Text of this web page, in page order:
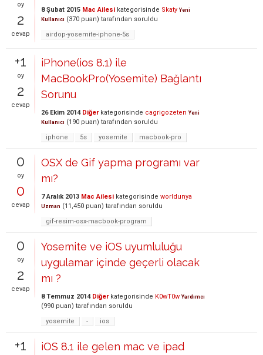
oy
2
cevap
8 Şubat 2015 Mac Ailesi kategorisinde Skaty Yeni
Kullanıcı (370 puan) tarafından soruldu
airdop-yosemite-iphone-5s
+1
oy
2
cevap
iPhone(ios 8.1) ile
MacBookPro(Yosemite) Bağlantı
Sorunu
26 Ekim 2014 Diğerkategorisinde cagrigozeten Yeni
Kullanıcı (190 puan) tarafından soruldu
iphone
5s yosemite macbook-pro
0
oy
0
cevap
OSX de Gif yapma programı var
mı?
7 Aralık 2013 Mac Ailesi kategorisinde worldunya
Uzman (11,450 puan) tarafından soruldu
gif-resim-osx-macbook-program
0
oy
2
cevap
Yosemite ve iOS uyumluluğu
uygulamar içinde geçerli olacak
mı ?
8 Temmuz 2014 Diğerkategorisinde K0wT0w Yardımcı
(990 puan) tarafından soruldu
yosemite
- ios
+1
iOS 8.1 ile gelen mac ve ipad